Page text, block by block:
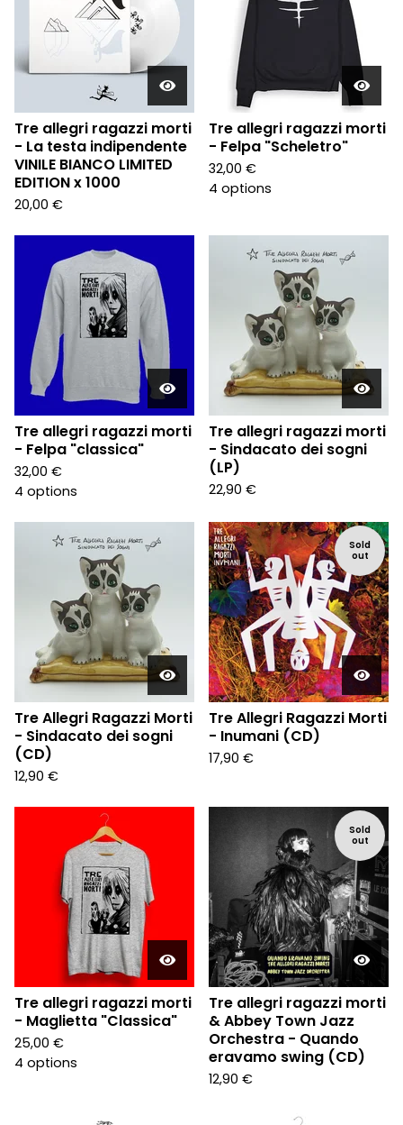
Tre allegri ragazzi morti
- La testa indipendente
VINILE BIANCO LIMITED
EDITION x 1000
20,00 €
Tre allegri ragazzi morti
- Felpa "Scheletro"
32,00 €
4 options
Tre allegri ragazzi morti
- Felpa "classica"
32,00 €
4 options
Tre allegri ragazzi morti
- Sindacato dei sogni
(LP)
22,90 €
Tre Allegri Ragazzi Morti
- Sindacato dei sogni
(CD)
12,90 €
Sold
out
Tre Allegri Ragazzi Morti
- Inumani (CD)
17,90 €
Tre allegri ragazzi morti
- Maglietta "Classica"
25,00 €
4 options
Sold
out
Tre allegri ragazzi morti
& Abbey Town Jazz
Orchestra - Quando
eravamo swing (CD)
12,90 €